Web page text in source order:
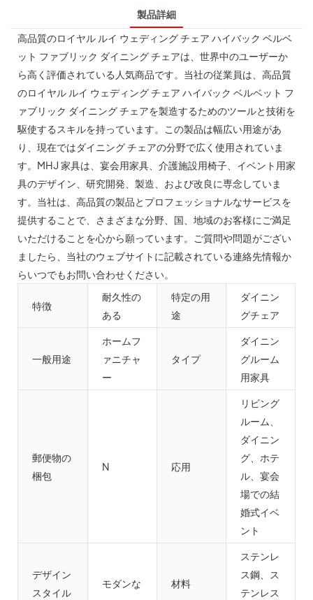
製品詳細
高品質のロイヤル ルイ ウェディング チェア ハイバック ベルベ
ット ファブリック ダイニング チェアは、世界中のユーザーか
ら高く評価されている人気商品です。当社の従業員は、高品質
のロイヤル ルイ ウェディング チェア ハイバック ベルベット フ
ァブリック ダイニング チェアを製造するためのツールと技術を
駆使するスキルを持っています。この製品は幅広い用途があ
り、現在ではダイニング チェアの分野で広く使用されていま
す。MHJ 家具は、宴会用家具、介護施設用椅子、イベント用家
具のデザイン、研究開発、製造、および改良に専念していま
す。当社は、高品質の製品とプロフェッショナルなサービスを
提供することで、さまざまな分野、国、地域のお客様にご満足
いただけることを心から願っています。ご質問や問題がござい
ましたら、当社のウェブサイトに記載されている連絡先情報か
らいつでもお問い合わせください。
特徴
耐久性の
ある
特定の用
途
ダイニン
グチェア
一般用途
ホームフ
ァニチャ
ー
タイプ
ダイニン
グルーム
用家具
郵便物の
梱包
N 応用
リビング
ルーム、
ダイニン
グ、ホテ
ル、宴会
場での結
婚式イベ
ント
デザイン
スタイル
モダンな 材料
ステンレ
ス鋼、ス
テンレス